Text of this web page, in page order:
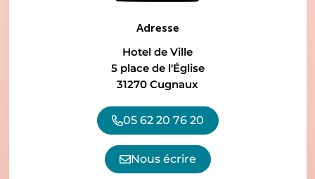
Adresse
Hotel de Ville
5 place de l'Église
31270 Cugnaux
05 62 20 76 20
Nous écrire